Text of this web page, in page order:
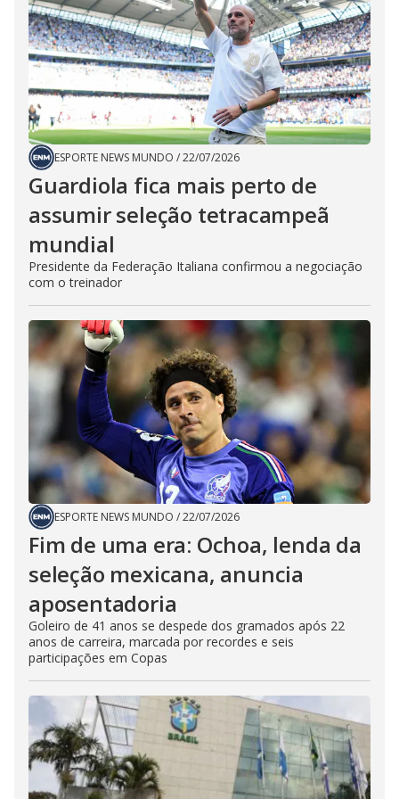
ESPORTE NEWS MUNDO /22/07/2026
Guardiola fica mais perto de
assumir seleção tetracampeã
mundial
Presidente da Federação Italiana confirmou a negociação
com o treinador
ESPORTE NEWS MUNDO /22/07/2026
Fim de uma era: Ochoa, lenda da
seleção mexicana, anuncia
aposentadoria
Goleiro de 41 anos se despede dos gramados após 22
anos de carreira, marcada por recordes e seis
participações em Copas